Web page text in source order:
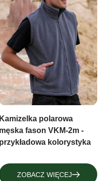
Kamizelka polarowa
męska fason VKM-2m -
przykładowa kolorystyka
ZOBACZ WIĘCEJ